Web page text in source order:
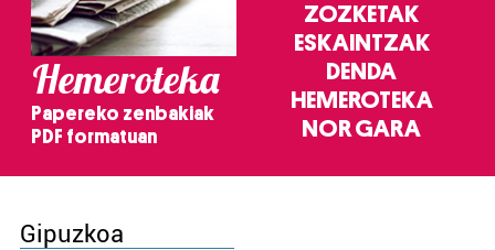
Hemeroteka
Papereko zenbakiak
PDF formatuan
ZOZKETAK
ESKAINTZAK
DENDA
HEMEROTEKA
NOR GARA
Gipuzkoa